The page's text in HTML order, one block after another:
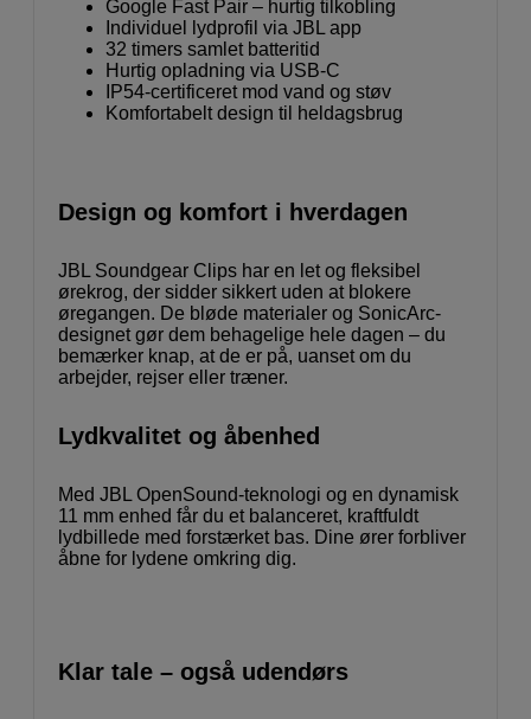
Google Fast Pair – hurtig tilkobling
Individuel lydprofil via JBL app
32 timers samlet batteritid
Hurtig opladning via USB-C
IP54-certificeret mod vand og støv
Komfortabelt design til heldagsbrug
Design og komfort i hverdagen
JBL Soundgear Clips har en let og fleksibel
ørekrog, der sidder sikkert uden at blokere
øregangen. De bløde materialer og SonicArc-
designet gør dem behagelige hele dagen – du
bemærker knap, at de er på, uanset om du
arbejder, rejser eller træner.
Lydkvalitet og åbenhed
Med JBL OpenSound-teknologi og en dynamisk
11 mm enhed får du et balanceret, kraftfuldt
lydbillede med forstærket bas. Dine ører forbliver
åbne for lydene omkring dig.
Klar tale – også udendørs